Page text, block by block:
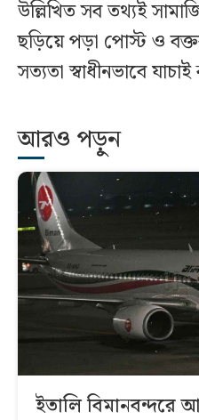
উল্লিখিত সব তথ্যই
ছড়িয়ে পড়া পোস্ট ও
সত্যতা স্বাধীনভাবে
আরও পড়ুন
ইতালি বিমানবন্দরে